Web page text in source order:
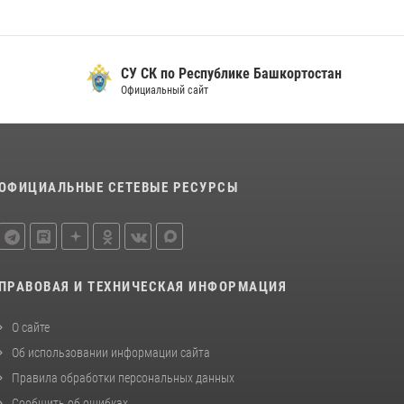
Башкортостана присоединились к
всероссийской акции «Коробка храбрости»
хостела
СУ СК по Республике Башкортостан
Официальный сайт
СЕТЕВЫЕ РЕСУРСЫ
ПРАВОВАЯ И ТЕХНИЧЕСКАЯ ИНФОРМАЦИЯ
О сайте
Об использовании информации сайта
Правила обработки персональных данных